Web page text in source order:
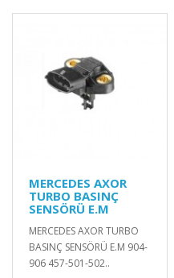
MERCEDES AXOR
TURBO BASINÇ
SENSÖRÜ E.M
MERCEDES AXOR TURBO
BASINÇ SENSÖRÜ E.M 904-
906 457-501-502..